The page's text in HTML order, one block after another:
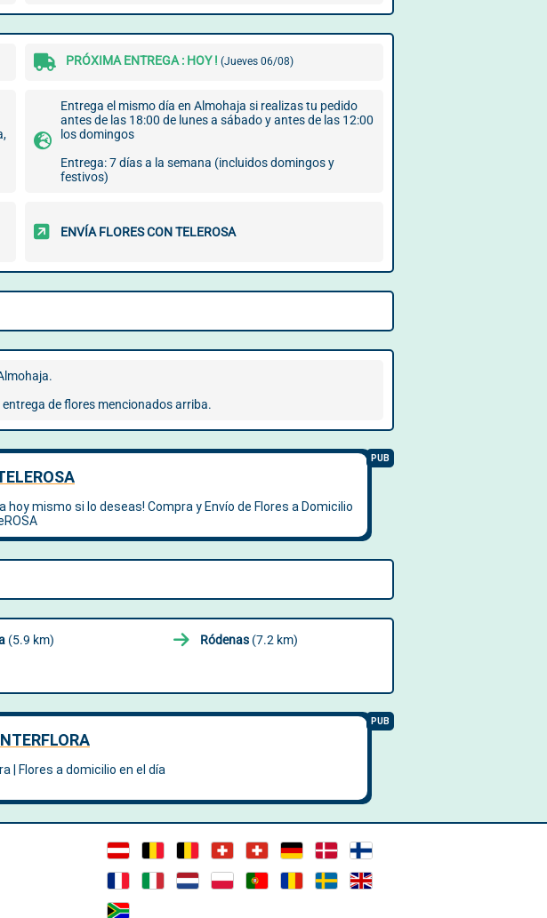
PRÓXIMA ENTREGA : HOY ! (Jueves 06/08)
Entrega el mismo día en Almohaja si realizas tu pedido
antes de las 18:00 de lunes a sábado y antes de las 12:00
los domingos
Entrega: 7 días a la semana (incluidos domingos y
festivos)
ENVÍA FLORES CON TELEROSA
de flores mencionados arriba.
(5.9 km) Ródenas(7.2 km)